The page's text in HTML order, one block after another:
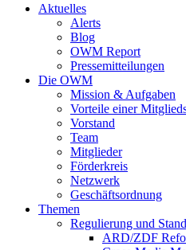
Aktuelles
Alerts
Blog
OWM Report
Pressemitteilungen
Die OWM
Mission & Aufgaben
Vorteile einer
Vorstand
Team
Mitglieder
Förderkreis
Netzwerk
Geschäftsordnung
Themen
Regulierung und
ARD/ZDF